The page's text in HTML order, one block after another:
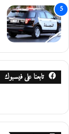
تابعنا على فيسبوك